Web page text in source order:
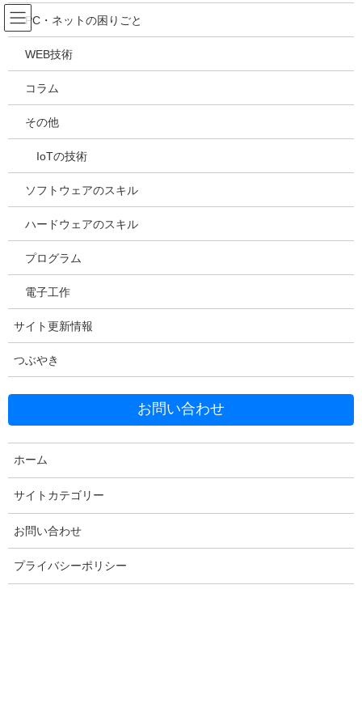
コ
ン
テ
ツ
ス
ッ
ナ
ビ
ゲ
シ
ン
移
吉川万能ＩＴ研究所
メディア
HOME
2024年1月31日
20240131192434
Facebook
コメントを残す
PC・ネットの困りごと
WEB技術
コラム
その他
IoTの技術
ソフトウェアのスキル
ハードウェアのスキル
プログラム
電子工作
サイト更新情報
つぶやき
お問い合わせ
ホーム
サイトカテゴリー
お問い合わせ
プライバシーポリシー